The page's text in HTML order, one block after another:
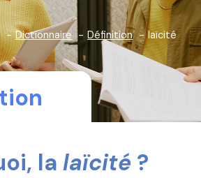
Dictionnaire Définition laïcité
la laïcité ?